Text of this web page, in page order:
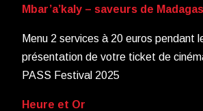
Mbar’a’kaly – saveurs de
Menu 2 services à 20 euros pendant
présentation de votre ticket de
PASS Festival 2025
Heure et Or